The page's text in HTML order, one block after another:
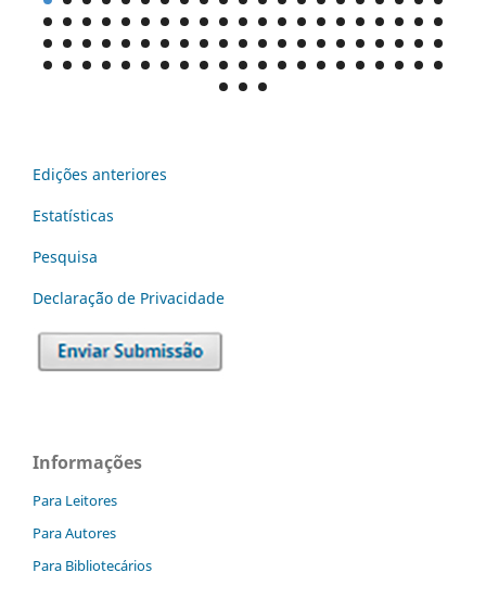
Edições anteriores
Estatísticas
Pesquisa
Declaraç˜ão de Privacidade
Informações
Para Leitores
Para Autores
Para Bibliotecários